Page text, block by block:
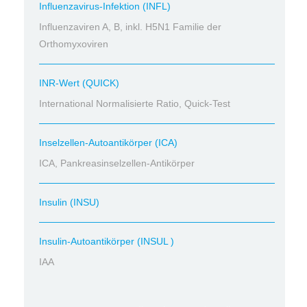
Influenzavirus-Infektion (INFL)
Influenzaviren A, B, inkl. H5N1 Familie der
Orthomyxoviren
INR-Wert (QUICK)
International Normalisierte Ratio, Quick-Test
Inselzellen-Autoantikörper (ICA)
ICA, Pankreasinselzellen-Antikörper
Insulin (INSU)
Insulin-Autoantikörper (INSUL )
IAA